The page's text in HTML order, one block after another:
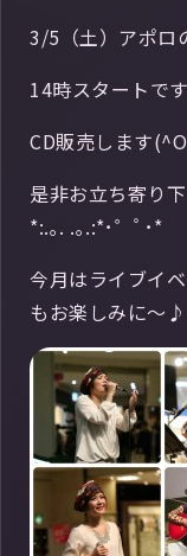
3/5（土）アポロ
14時スタートで
CD販売します
是非お立ち寄り
*:.｡. .｡.:*･゜ﾟ･*
今月はライブイ
もお楽しみに〜♪